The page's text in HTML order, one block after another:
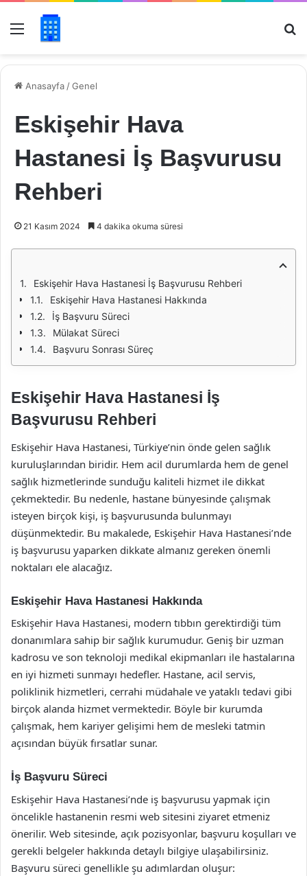
Menü
Anasayfa /Genel
Eskişehir Hava
Hastanesi İş Başvurusu
Rehberi
21 Kasım 2024 4 dakika okuma süresi
Eskişehir Hava Hastanesi İş Başvurusu Rehberi
Eskişehir Hava Hastanesi Hakkında
İş Başvuru Süreci
Mülakat Süreci
Başvuru Sonrası Süreç
Eskişehir Hava Hastanesi İş
Başvurusu Rehberi
Eskişehir Hava Hastanesi, Türkiye’nin önde gelen sağlık
kuruluşlarından biridir. Hem acil durumlarda hem de genel
sağlık hizmetlerinde sunduğu kaliteli hizmet ile dikkat
çekmektedir. Bu nedenle, hastane bünyesinde çalışmak
isteyen birçok kişi, iş başvurusunda bulunmayı
düşünmektedir. Bu makalede, Eskişehir Hava Hastanesi’nde
iş başvurusu yaparken dikkate almanız gereken önemli
noktaları ele alacağız.
Eskişehir Hava Hastanesi Hakkında
Eskişehir Hava Hastanesi, modern tıbbın gerektirdiği tüm
donanımlara sahip bir sağlık kurumudur. Geniş bir uzman
kadrosu ve son teknoloji medikal ekipmanları ile hastalarına
en iyi hizmeti sunmayı hedefler. Hastane, acil servis,
poliklinik hizmetleri, cerrahi müdahale ve yataklı tedavi gibi
birçok alanda hizmet vermektedir. Böyle bir kurumda
çalışmak, hem kariyer gelişimi hem de mesleki tatmin
açısından büyük fırsatlar sunar.
İş Başvuru Süreci
Eskişehir Hava Hastanesi’nde iş başvurusu yapmak için
öncelikle hastanenin resmi web sitesini ziyaret etmeniz
önerilir. Web sitesinde, açık pozisyonlar, başvuru koşulları ve
gerekli belgeler hakkında detaylı bilgiye ulaşabilirsiniz.
Başvuru süreci genellikle şu adımlardan oluşur: